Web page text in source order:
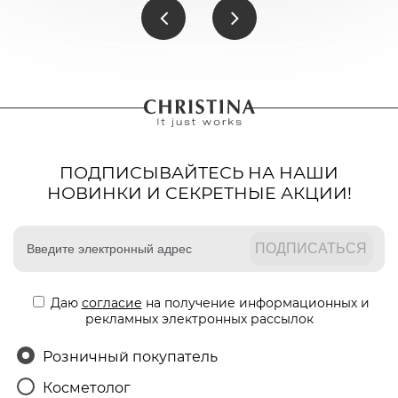
ПОДПИСЫВАЙТЕСЬ НА НАШИ
НОВИНКИ И СЕКРЕТНЫЕ АКЦИИ!
Даю согласие на получение информационных и
рекламных электронных рассылок
Розничный покупатель
Косметолог